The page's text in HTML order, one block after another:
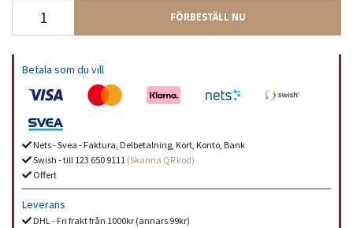
FÖRBESTÄLL NU
Betala som du vill
Nets - Svea - Faktura, Delbetalning, Kort, Konto, Bank
Swish - till 123 650 9111 (Skanna QR kod)
Offert
Leverans
DHL - Fri frakt från 1000kr (annars 99kr)